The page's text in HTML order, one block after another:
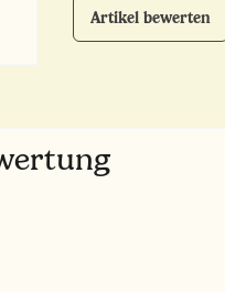
Artikel bewerten